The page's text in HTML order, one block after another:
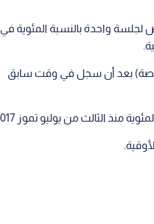
واحدة بالنسبة المئوية في
عند 1325.16 دولار للأوقية (الأونصة) بعد أن سجل في وقت سابق